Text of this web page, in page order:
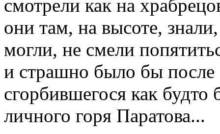
смотрели как на
они там, на высоте,
могли, не смели
и страшно было бы после
сгорбившегося как
личного горя Паратова...